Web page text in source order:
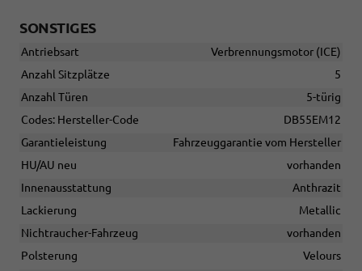
SONSTIGES
Antriebsart
Verbrennungsmotor (ICE)
Anzahl Sitzplätze
5
Anzahl Türen
5-türig
Codes: Hersteller-Code
DB55EM12
Garantieleistung
Fahrzeuggarantie vom Hersteller
HU/AU neu
vorhanden
Innenausstattung
Anthrazit
Lackierung
Metallic
Nichtraucher-Fahrzeug
vorhanden
Polsterung
Velours